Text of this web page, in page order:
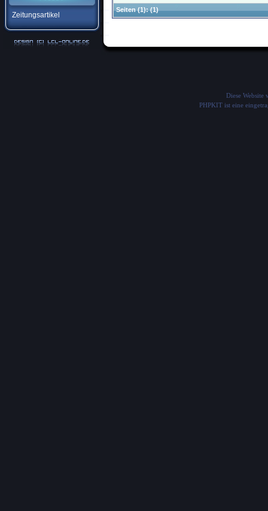
Zeitungsartikel
Seiten(1):(1)
Diese Website
PHPKIT ist eine